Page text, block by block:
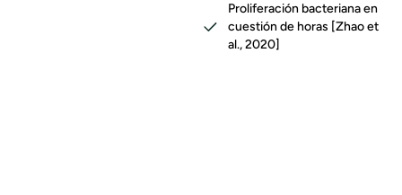
Proliferación bacteriana en
cuestión de horas [Zhao et
al., 2020]